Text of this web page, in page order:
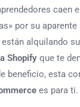
caen
por su
alquilando
Shopify que te
beneficio, esta
es para ti.